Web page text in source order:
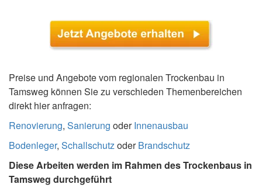
Preise und Angebote vom regionalen Trockenbau in
Tamsweg können Sie zu verschieden Themenbereichen
direkt hier anfragen:
Renovierung, Sanierung oderInnenausbau
Bodenleger, SchallschutzoderBrandschutz
Diese Arbeiten werden im Rahmen des Trockenbaus in
Tamsweg durchgeführt